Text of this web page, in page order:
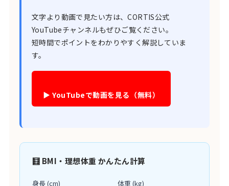
文字より動画で見たい方は、CORTIS公式
YouTubeチャンネルもぜひご覧ください。
短時間でポイントをわかりやすく解説していま
す。
▶ YouTubeで動画を見る（無料）
🧮 BMI・理想体重 かんたん計算
身長 (cm) 体重 (kg)